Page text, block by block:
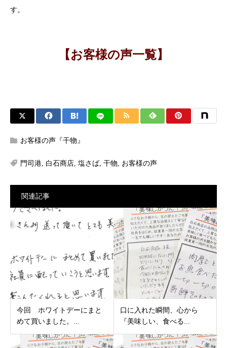
す。
【お客様の声一覧】
お客様の声『干物』
門司港 白石商店 塩さば, 干物 お客様の声
関連記事
今回 ホワイトデーにまと
めて買いました。...
口に入れた瞬間、心から
『美味しい、食べる...